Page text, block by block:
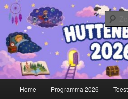
Spring
naar
primaire
inhoudHuttenbouw
Stichting Jeugdvakantieweek
Home Programma 2026